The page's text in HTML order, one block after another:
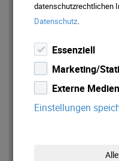
News 2025
News 2024
News 2023
datenschutzrechtlichen
Datenschutz.
Essenziell
Marketing/
Externe Medien
Einstellungen